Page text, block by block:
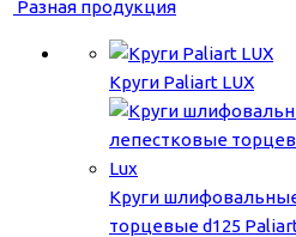
Разная продукция
Круги Paliart LUX
Круги
торцевые d125